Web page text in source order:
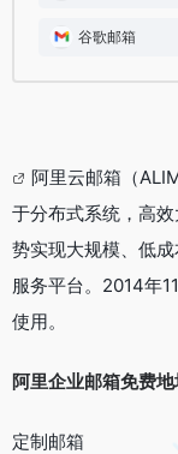
谷歌邮箱
阿里云邮箱（
于分布式系统，高
势实现大规模、低
服务平台。2014年
使用。
阿里企业邮箱免费
定制邮箱